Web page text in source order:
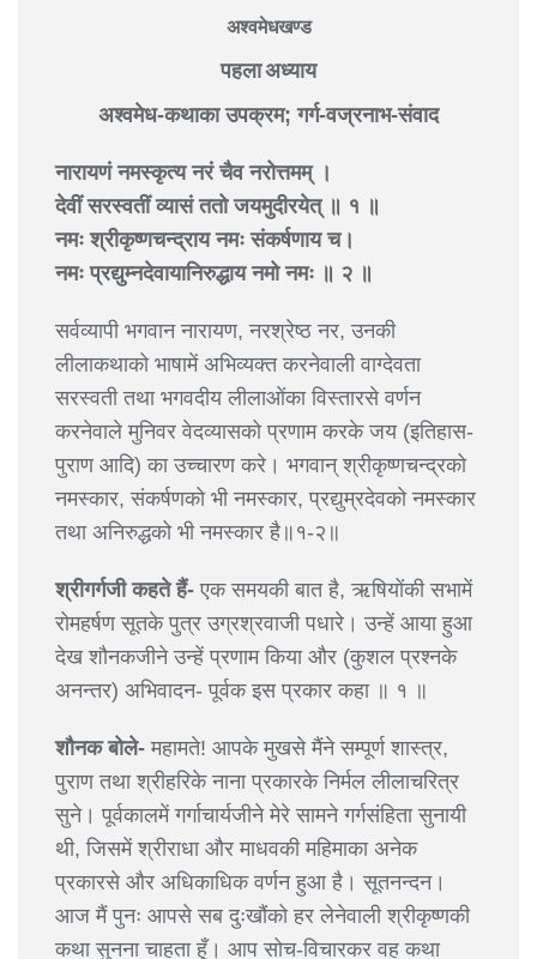
अश्वमेधखण्ड
पहला अध्याय
अश्वमेध-कथाका उपक्रम; गर्ग-वज्रनाभ-संवाद
नारायणं नमस्कृत्य नरं चैव नरोत्तमम् ।
देवीं सरस्वतीं व्यासं ततो जयमुदीरयेत् ॥ १ ॥
नमः श्रीकृष्णचन्द्राय नमः संकर्षणाय च।
नमः प्रद्युम्नदेवायानिरुद्धाय नमो नमः ॥ २ ॥
सर्वव्यापी भगवान नारायण, नरश्रेष्ठ नर, उनकी
लीलाकथाको भाषामें अभिव्यक्त करनेवाली वाग्देवता
सरस्वती तथा भगवदीय लीलाओंका विस्तारसे वर्णन
करनेवाले मुनिवर वेदव्यासको प्रणाम करके जय (इतिहास-
पुराण आदि) का उच्चारण करे। भगवान् श्रीकृष्णचन्द्रको
नमस्कार, संकर्षणको भी नमस्कार, प्रद्युम्रदेवको नमस्कार
तथा अनिरुद्धको भी नमस्कार है॥१-२॥
श्रीगर्गजी कहते हैं- एक समयकी बात है, ऋषियोंकी सभामें
रोमहर्षण सूतके पुत्र उग्रश्रवाजी पधारे। उन्हें आया हुआ
देख शौनकजीने उन्हें प्रणाम किया और (कुशल प्रश्नके
अनन्तर) अभिवादन- पूर्वक इस प्रकार कहा ॥ १ ॥
शौनक बोले- महामते! आपके मुखसे मैंने सम्पूर्ण शास्त्र,
पुराण तथा श्रीहरिके नाना प्रकारके निर्मल लीलाचरित्र
सुने। पूर्वकालमें गर्गाचार्यजीने मेरे सामने गर्गसंहिता सुनायी
थी, जिसमें श्रीराधा और माधवकी महिमाका अनेक
प्रकारसे और अधिकाधिक वर्णन हुआ है। सूतनन्दन।
आज मैं पुनः आपसे सब दुःखौंको हर लेनेवाली श्रीकृष्णकी
कथा सुनना चाहता हूँ। आप सोच-विचारकर वह कथा